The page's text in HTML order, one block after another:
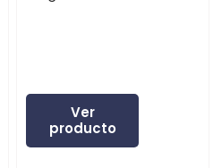
Ver
producto